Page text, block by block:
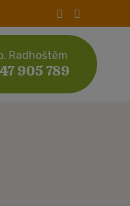
Radhoštěm
905 789